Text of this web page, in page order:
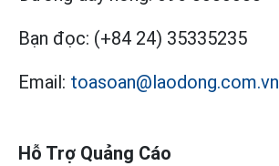
Bạn đọc: (+84 24) 35335235
Email: toasoan@laodong.com.vn
Hỗ Trợ Quảng Cáo